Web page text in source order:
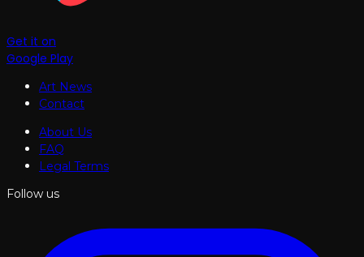
Get it on
Google Play
Art News
Contact
About Us
FAQ
Legal Terms
Follow us